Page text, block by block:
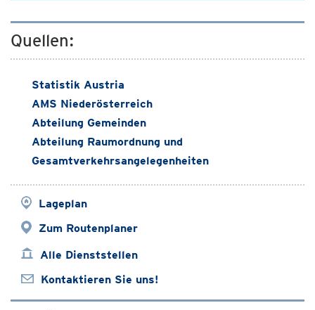
Quellen:
Statistik Austria
AMS Niederösterreich
Abteilung Gemeinden
Abteilung Raumordnung und
Gesamtverkehrsangelegenheiten
Lageplan
Zum Routenplaner
Alle Dienststellen
Kontaktieren Sie uns!